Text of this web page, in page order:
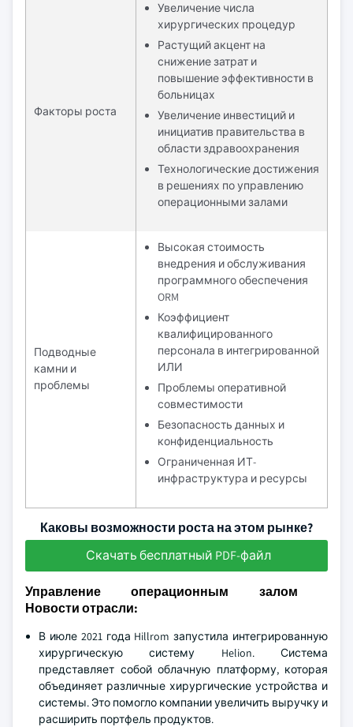
Факторы роста
Увеличение числа
хирургических процедур
Растущий акцент на
снижение затрат и
повышение эффективности в
больницах
Увеличение инвестиций и
инициатив правительства в
области здравоохранения
Технологические достижения
в решениях по управлению
операционными залами
Подводные
камни и
проблемы
Высокая стоимость
внедрения и обслуживания
программного обеспечения
ORM
Коэффициент
квалифицированного
персонала в интегрированной
ИЛИ
Проблемы оперативной
совместимости
Безопасность данных и
конфиденциальность
Ограниченная ИТ-
инфраструктура и ресурсы
Каковы возможности роста на этом рынке?
Скачать бесплатный PDF-файл
Управление операционным залом
Новости отрасли:
В июле 2021 года Hillrom запустила интегрированную
хирургическую систему Helion. Система
представляет собой облачную платформу, которая
объединяет различные хирургические устройства и
системы. Это помогло компании увеличить выручку и
расширить портфель продуктов.